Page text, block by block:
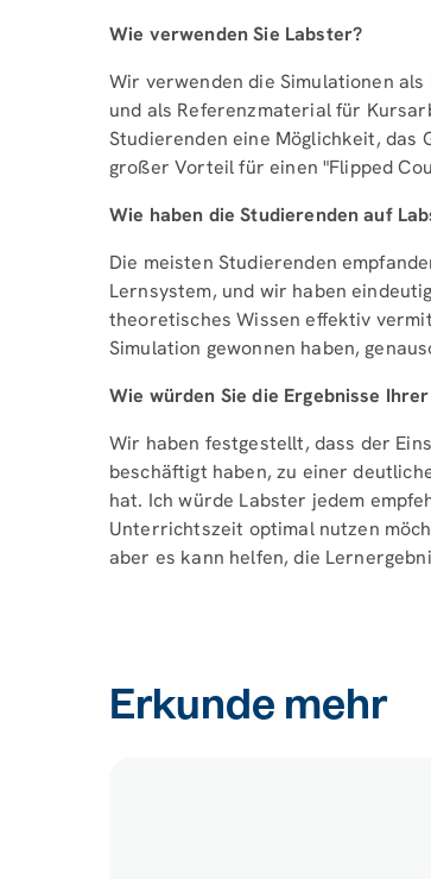
Wie verwenden Sie Labster?
Wir verwenden die Simulationen
und als Referenzmaterial für
Studierenden eine Möglichkeit, das
großer Vorteil für einen "Flipped
Wie haben die Studierenden auf
Die meisten Studierenden
Lernsystem, und wir haben
theoretisches Wissen effektiv
Simulation gewonnen haben,
Wie würden Sie die Ergebnisse
Wir haben festgestellt, dass der
beschäftigt haben, zu einer
hat. Ich würde Labster jedem
Unterrichtszeit optimal nutzen
aber es kann helfen, die
Erkunde mehr